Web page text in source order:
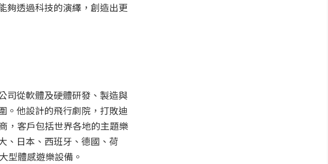
夠透過科技的演繹，創造出更
司從軟體及硬體研發、製造與
。他設計的飛行劇院，打敗迪
，客戶包括世界各地的主題樂
、日本、西班牙、德國、荷
型體感遊樂設備。